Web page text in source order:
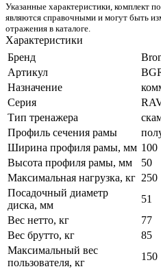
Указанные характеристики, комплект
являются справочными и могут быть
отражения в каталоге.
Характеристики
Бренд
Артикул
Назначение
Серия
Тип тренажера
Профиль сечения рамы
Ширина профиля рамы, мм 100
Высота профиля рамы, мм
50
Максимальная нагрузка, кг 250
Посадочный диаметр
диска, мм
51
Вес нетто, кг
77
Вес брутто, кг
85
Максимальный вес
пользователя, кг
150